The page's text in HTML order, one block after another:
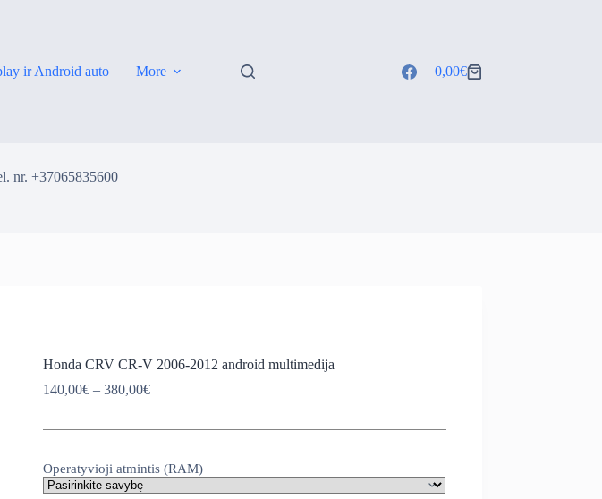
ir Android auto More
Shopping
0,00€
nr. +37065835600
Honda CRV CR-V 2006-2012 android multimedija
140,00€ – 380,00€Price
Operatyvioji atmintis (RAM)